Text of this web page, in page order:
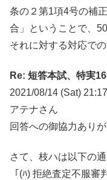
条の２第1項4号の補
合」ということで、
それに対する対応で
Re: 短答本試、特実
2021/08/14 (Sat)
アテナさん
回答への御協力あり
さて、枝ハは以下の通
「(ﾊ) 拒絶査定不服